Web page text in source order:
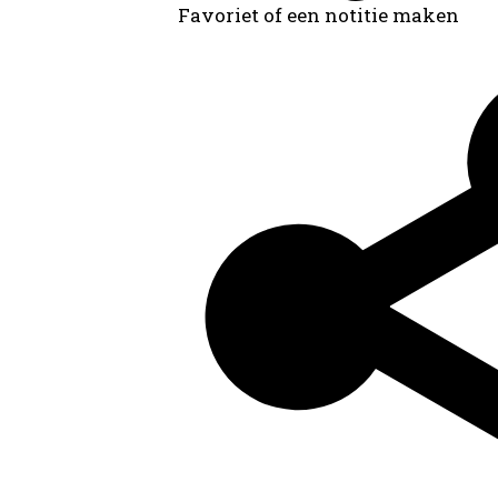
Favoriet of een notitie maken